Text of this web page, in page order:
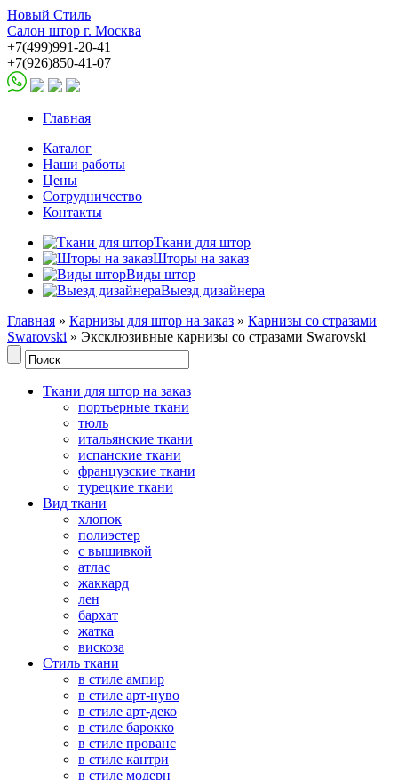
Новый Стиль
Салон штор г. Москва
+7(499)991-20-41
+7(926)850-41-07
Главная
Каталог
Наши работы
Цены
Сотрудничество
Контакты
Ткани для штор
Шторы на заказ
Виды штор
Выезд дизайнера
Главная » Карнизы для штор на заказ » Карнизы со стразами
Swarovski » Эксклюзивные карнизы со стразами Swarovski
Ткани для штор на заказ
портьерные ткани
тюль
итальянские ткани
испанские ткани
французские ткани
турецкие ткани
Вид ткани
хлопок
полиэстер
с вышивкой
атлас
жаккард
лен
бархат
жатка
вискоза
Стиль ткани
в стиле ампир
в стиле арт-нуво
в стиле арт-деко
в стиле барокко
в стиле прованс
в стиле кантри
в стиле модерн